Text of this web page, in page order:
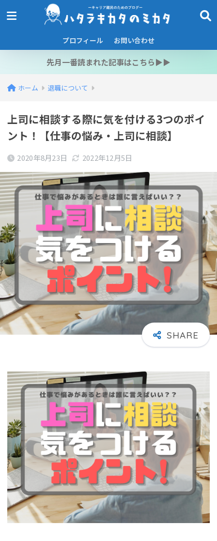
プロフィール お問い合わせ
先月一番読まれた記事はこちら▶︎▶︎
ホーム 退職について
上司に相談する際に気を付ける3つのポイ
ント！【仕事の悩み・上司に相談】
2020年8月23日 2022年12月5日